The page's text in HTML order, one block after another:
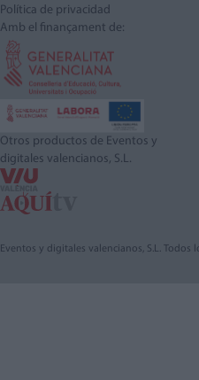
Política de privacidad
Amb el finançament de:
Otros productos de Eventos y
digitales valencianos, S.L.
Eventos y digitales valencianos, S.L. Todos